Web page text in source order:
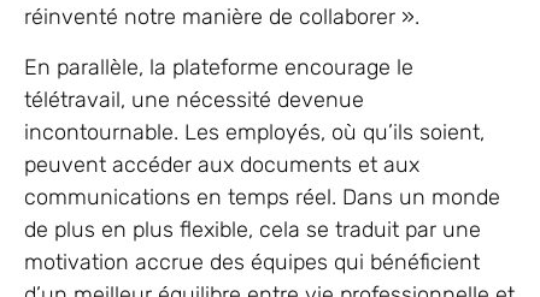
réinventé notre manière de collaborer ».
En parallèle, la plateforme encourage le
télétravail, une nécessité devenue
incontournable. Les employés, où qu’ils soient,
peuvent accéder aux documents et aux
communications en temps réel. Dans un monde
de plus en plus flexible, cela se traduit par une
motivation accrue des équipes qui bénéficient